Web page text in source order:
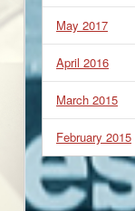
May 2017
April 2016
March 2015
February 2015